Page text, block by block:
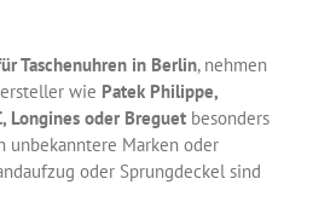
Taschenuhren in Berlin,nehmen
wie Patek Philippe,
Longines oder Breguetbesonders
unbekanntere Marken oder
oder Sprungdeckel sind